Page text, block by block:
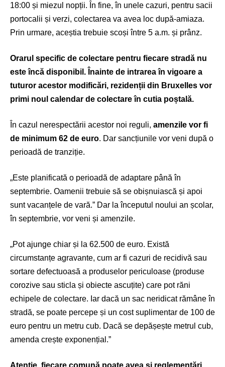
18:00 și miezul nopții. În fine, în unele cazuri, pentru sacii
portocalii și verzi, colectarea va avea loc după-amiaza.
Prin urmare, aceștia trebuie scoși între 5 a.m. și prânz.
Orarul specific de colectare pentru fiecare stradă nu
este încă disponibil. Înainte de intrarea în vigoare a
tuturor acestor modificări, rezidenții din Bruxelles vor
primi noul calendar de colectare în cutia poștală.
În cazul nerespectării acestor noi reguli, amenzile vor fi
de minimum 62 de euro. Dar sancțiunile vor veni după o
perioadă de tranziție.
„Este planificată o perioadă de adaptare până în
septembrie. Oamenii trebuie să se obișnuiască și apoi
sunt vacanțele de vară.” Dar la începutul noului an școlar,
în septembrie, vor veni și amenzile.
„Pot ajunge chiar și la 62.500 de euro. Există
circumstanțe agravante, cum ar fi cazuri de recidivă sau
sortare defectuoasă a produselor periculoase (produse
corozive sau sticla și obiecte ascuțite) care pot răni
echipele de colectare. Iar dacă un sac neridicat rămâne în
stradă, se poate percepe și un cost suplimentar de 100 de
euro pentru un metru cub. Dacă se depășește metrul cub,
amenda crește exponențial.”
Atenție, fiecare comună poate avea și reglementări